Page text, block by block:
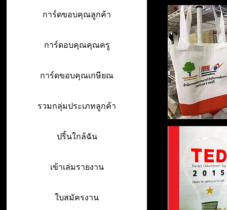
การ์ดขอบคุณลูกค้า
การ์ดอบคุณคุณครู
การ์ดขอบคุณเกษียณ
รวมกลุ่มประเภทลูกค้า
ปริ้นใกล้ฉัน
เข้าเล่มรายงาน
ใบสมัครงาน